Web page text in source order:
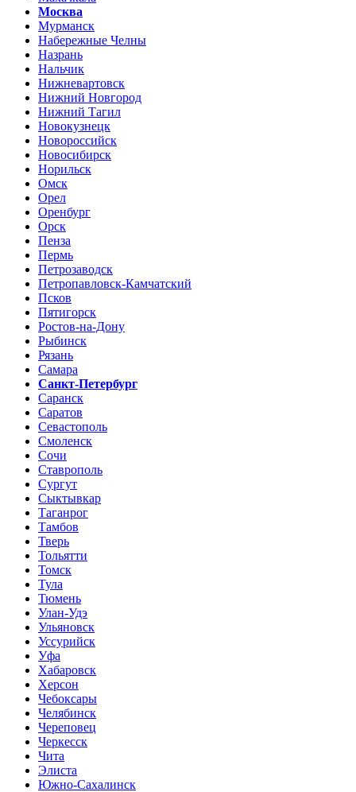
Москва
Мурманск
Набережные Челны
Назрань
Нальчик
Нижневартовск
Нижний Новгород
Нижний Тагил
Новокузнецк
Новороссийск
Новосибирск
Норильск
Омск
Орел
Оренбург
Орск
Пенза
Пермь
Петрозаводск
Петропавловск-Камчатский
Псков
Пятигорск
Ростов-на-Дону
Рыбинск
Рязань
Самара
Санкт-Петербург
Саранск
Саратов
Севастополь
Смоленск
Сочи
Ставрополь
Сургут
Сыктывкар
Таганрог
Тамбов
Тверь
Тольятти
Томск
Тула
Тюмень
Улан-Удэ
Ульяновск
Уссурийск
Уфа
Хабаровск
Херсон
Чебоксары
Челябинск
Череповец
Черкесск
Чита
Элиста
Южно-Сахалинск